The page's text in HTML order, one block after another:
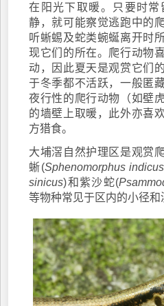
在阳光下取暖。只要时
静，就可能察觉逃跑中的
听蜥蜴及蛇类蜿蜒离开时
现它们的所在。爬行动物
动，因此夏天是观赏它们
于冬季都不活跃，一般匿
夜行性的爬行动物（如壁
的墙壁上取暖，此外亦喜
方猎食。
大埔滘自然护理区是观赏
蜥(Sphenomorphus indicus
sinicus)和紫沙蛇(
等物种常见于区内的小径和